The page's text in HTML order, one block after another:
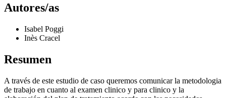
Autores/as
Isabel Poggi
Inès Cracel
Resumen
A través de este estudio de caso queremos comunicar la metodologia
de trabajo en cuanto al examen clinico y para clinico y la